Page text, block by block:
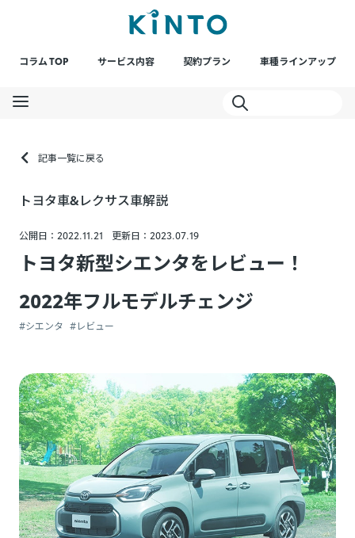
コラム TOP サービス内容 契約プラン 車種ラインアップ
記事一覧に戻る
トヨタ車&レクサス車解説
公開日：2022.11.21 更新日：2023.07.19
トヨタ新型シエンタをレビュー！
2022年フルモデルチェンジ
#シエンタ #レビュー